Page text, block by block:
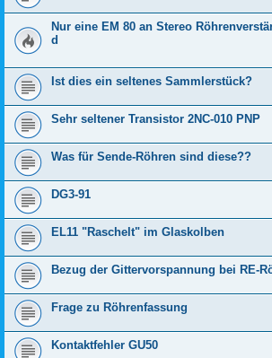
Nur eine EM 80 an Stereo
d
Ist dies ein seltenes Sammlerstück?
Sehr seltener Transistor 2NC-010 PNP
Was für Sende-Röhren sind diese??
DG3-91
EL11 "Raschelt" im Glaskolben
Bezug der Gittervorspannung bei RE-
Frage zu Röhrenfassung
Kontaktfehler GU50